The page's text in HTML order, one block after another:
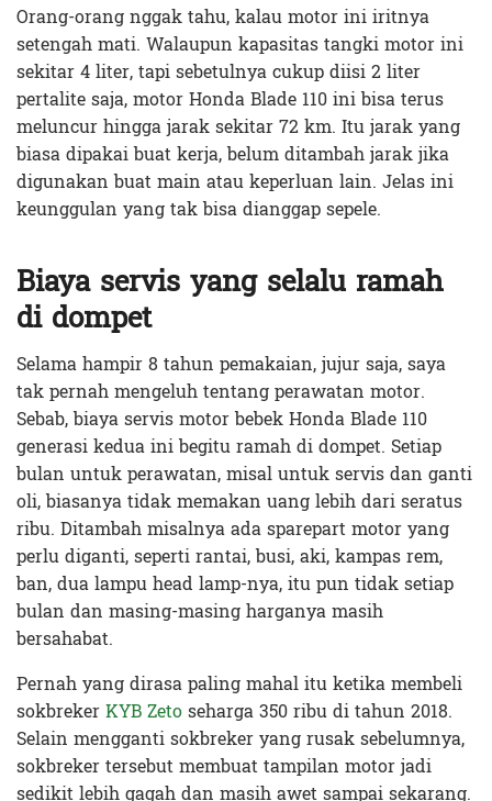
Orang-orang nggak tahu, kalau motor ini iritnya
setengah mati. Walaupun kapasitas tangki motor ini
sekitar 4 liter, tapi sebetulnya cukup diisi 2 liter
pertalite saja, motor Honda Blade 110 ini bisa terus
meluncur hingga jarak sekitar 72 km. Itu jarak yang
biasa dipakai buat kerja, belum ditambah jarak jika
digunakan buat main atau keperluan lain. Jelas ini
keunggulan yang tak bisa dianggap sepele.
Biaya servis yang selalu ramah
di dompet
Selama hampir 8 tahun pemakaian, jujur saja, saya
tak pernah mengeluh tentang perawatan motor.
Sebab, biaya servis motor bebek Honda Blade 110
generasi kedua ini begitu ramah di dompet. Setiap
bulan untuk perawatan, misal untuk servis dan ganti
oli, biasanya tidak memakan uang lebih dari seratus
ribu. Ditambah misalnya ada sparepart motor yang
perlu diganti, seperti rantai, busi, aki, kampas rem,
ban, dua lampu head lamp-nya, itu pun tidak setiap
bulan dan masing-masing harganya masih
bersahabat.
Pernah yang dirasa paling mahal itu ketika membeli
sokbrekerKYB Zetoseharga 350 ribu di tahun 2018.
Selain mengganti sokbreker yang rusak sebelumnya,
sokbreker tersebut membuat tampilan motor jadi
sedikit lebih gagah dan masih awet sampai sekarang.